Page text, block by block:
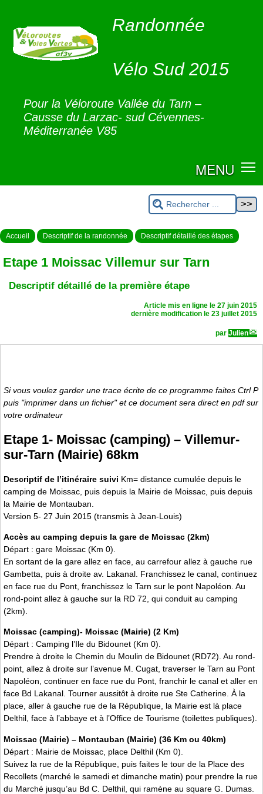
Randonnée
Vélo Sud 2015
Pour la Véloroute Vallée du Tarn –
Causse du Larzac- sud Cévennes-
Méditerranée V85
MENU
Accueil Descriptif de la randonnée Descriptif détaillé des étapes
Etape 1 Moissac Villemur sur Tarn
Descriptif détaillé de la première étape
Article mis en ligne le 27 juin 2015
dernière modification le 23 juillet 2015
par Julien
Si vous voulez garder une trace écrite de ce programme faites Ctrl P
puis "imprimer dans un fichier" et ce document sera direct en pdf sur
votre ordinateur
Etape 1- Moissac (camping) – Villemur-
sur-Tarn (Mairie) 68km
Descriptif de l’itinéraire suivi Km= distance cumulée depuis le
camping de Moissac, puis depuis la Mairie de Moissac, puis depuis
la Mairie de Montauban.
Version 5- 27 Juin 2015 (transmis à Jean-Louis)
Accès au camping depuis la gare de Moissac (2km)
Départ : gare Moissac (Km 0).
En sortant de la gare allez en face, au carrefour allez à gauche rue
Gambetta, puis à droite av. Lakanal. Franchissez le canal, continuez
en face rue du Pont, franchissez le Tarn sur le pont Napoléon. Au
rond-point allez à gauche sur la RD 72, qui conduit au camping
(2km).
Moissac (camping)- Moissac (Mairie) (2 Km)
Départ : Camping l’Ile du Bidounet (Km 0).
Prendre à droite le Chemin du Moulin de Bidounet (RD72). Au rond-
point, allez à droite sur l’avenue M. Cugat, traverser le Tarn au Pont
Napoléon, continuer en face rue du Pont, franchir le canal et aller en
face Bd Lakanal. Tourner aussitôt à droite rue Ste Catherine. À la
place, aller à gauche rue de la République, la Mairie est là place
Delthil, face à l’abbaye et à l’Office de Tourisme (toilettes publiques).
Moissac (Mairie) – Montauban (Mairie) (36 Km ou 40km)
Départ : Mairie de Moissac, place Delthil (Km 0).
Suivez la rue de la République, puis faites le tour de la Place des
Recollets (marché le samedi et dimanche matin) pour prendre la rue
du Marché jusqu’au Bd C. Delthil, qui ramène au square G. Dumas.